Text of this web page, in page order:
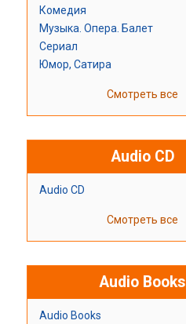
Комедия
Музыка. Опера. Балет
Сериал
Юмор, Сатира
Смотреть все
Audio CD
Audio CD
Смотреть все
Audio Books
Audio Books